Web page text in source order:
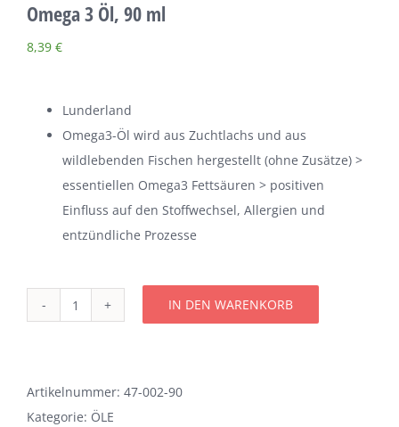
Seminare & Workshops
Hundepension
Ernährungsberatung
Über uns
Terminkalender
Öffnungszeiten
Omega 3 Öl, 90 ml
8,39 €
Lunderland
Omega3-Öl wird aus Zuchtlachs und aus
wildlebenden Fischen hergestellt (ohne Zusätze) >
essentiellen Omega3 Fettsäuren > positiven
Einfluss auf den Stoffwechsel, Allergien und
entzündliche Prozesse
Omega
90
ml
IN DEN WARENKORB
Artikelnummer: 47-002-90
Kategorie: ÖLE